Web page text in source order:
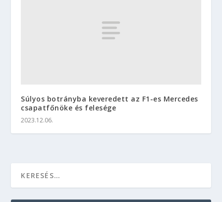
Súlyos botrányba keveredett az F1-es Mercedes
csapatfőnöke és felesége
2023.12.06.